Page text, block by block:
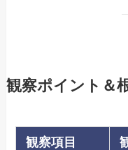
観察ポイント＆
観察項目